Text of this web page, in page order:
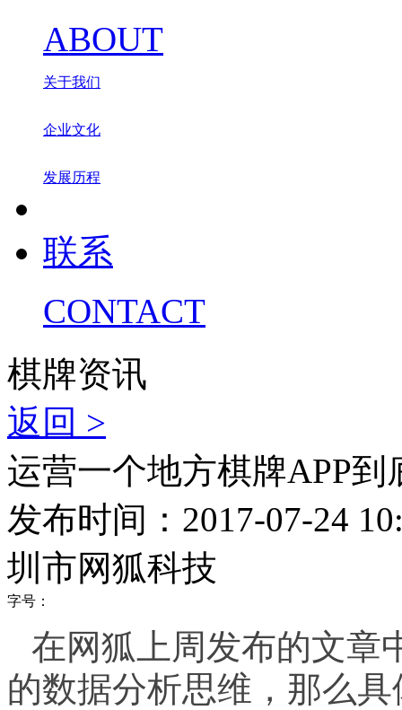
ABOUT
关于我们
企业文化
发展历程
联系
CONTACT
棋牌资讯
返回 >
运营一个地方棋牌APP
发布时间：2017-07-24
圳市网狐科技
字号：
在网狐上周发布的文章
的数据分析思维，那么